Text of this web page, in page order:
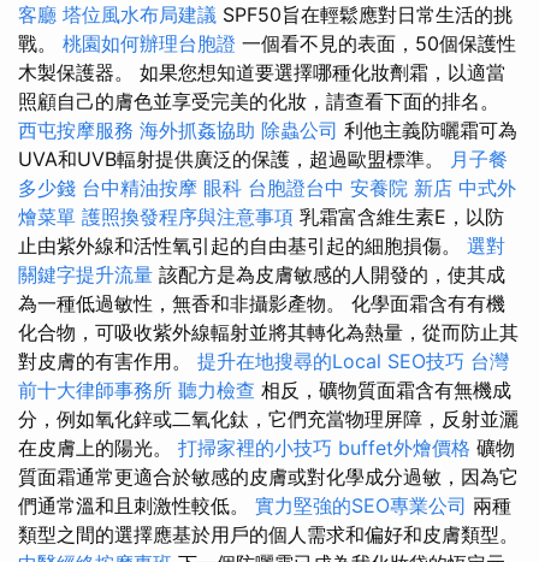
客廳 塔位風水布局建議 SPF50旨在輕鬆應對日常生活的挑
戰。 桃園如何辦理台胞證 一個看不見的表面，50個保護性
木製保護器。 如果您想知道要選擇哪種化妝劑霜，以適當
照顧自己的膚色並享受完美的化妝，請查看下面的排名。
西屯按摩服務 海外抓姦協助 除蟲公司 利他主義防曬霜可為
UVA和UVB輻射提供廣泛的保護，超過歐盟標準。
月子餐
多少錢 台中精油按摩 眼科 台胞證台中 安養院 新店 中式外
燴菜單 護照換發程序與注意事項 乳霜富含維生素E，以防
止由紫外線和活性氧引起的自由基引起的細胞損傷。 選對
關鍵字提升流量 該配方是為皮膚敏感的人開發的，使其成
為一種低過敏性，無香和非攝影產物。 化學面霜含有有機
化合物，可吸收紫外線輻射並將其轉化為熱量，從而防止其
對皮膚的有害作用。 提升在地搜尋的Local SEO技巧 台灣
前十大律師事務所 聽力檢查 相反，礦物質面霜含有無機成
分，例如氧化鋅或二氧化鈦，它們充當物理屏障，反射並灑
在皮膚上的陽光。 打掃家裡的小技巧 buffet外燴價格 礦物
質面霜通常更適合於敏感的皮膚或對化學成分過敏，因為它
們通常溫和且刺激性較低。 實力堅強的SEO專業公司 兩種
類型之間的選擇應基於用戶的個人需求和偏好和皮膚類型。